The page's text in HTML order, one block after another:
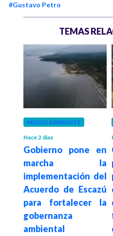
#Gustavo Petro
TEMAS
MEDIO AMBIENTE
Hace 2 días
Gobierno pone en
marcha la
implementación del
Acuerdo de Escazú
para fortalecer la
gobernanza
ambiental